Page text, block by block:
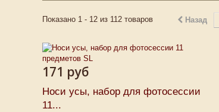
Назад
Показано 1 - 12 из 112 товаров
171 руб
Носи усы, набор для фотосессии
11...